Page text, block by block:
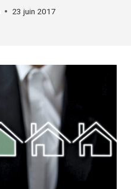
23 juin 2017